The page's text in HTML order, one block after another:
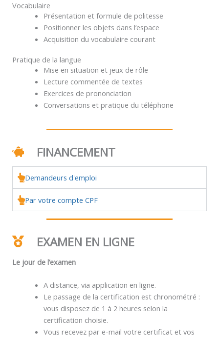
Vocabulaire
Présentation et formule de politesse
Positionner les objets dans l’espace
Acquisition du vocabulaire courant
Pratique de la langue
Mise en situation et jeux de rôle
Lecture commentée de textes
Exercices de prononciation
Conversations et pratique du téléphone
FINANCEMENT
Demandeurs d'emploi
Par votre compte CPF
EXAMEN EN LIGNE
Le jour de l’examen
A distance, via application en ligne.
Le passage de la certification est chronométré :
vous disposez de 1 à 2 heures selon la
certification choisie.
Vous recevez par e-mail votre certificat et vos